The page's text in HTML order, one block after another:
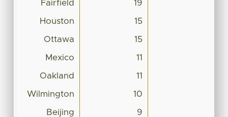
Fairfield 19
Houston 15
Ottawa 15
Mexico 11
Oakland 11
Wilmington 10
Beijing 9